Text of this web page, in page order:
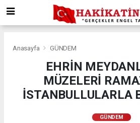
Anasayfa GÜNDEM
EHRİN
MÜZELERİ
İSTANBULLULARLA
GÜNDEM